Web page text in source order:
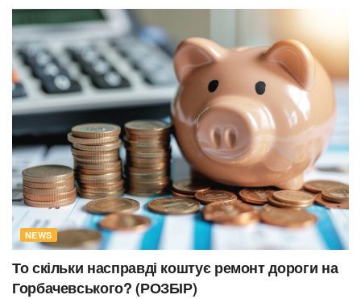
NEWS
То скільки насправді коштує ремонт дороги на
Горбачевського? (РОЗБІР)